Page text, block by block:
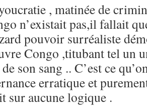
, matinée de
n’existait pas,il fallait
pouvoir surréaliste
Congo ,titubant tel un
son sang .. C’est ce
erratique et
sur aucune logique .